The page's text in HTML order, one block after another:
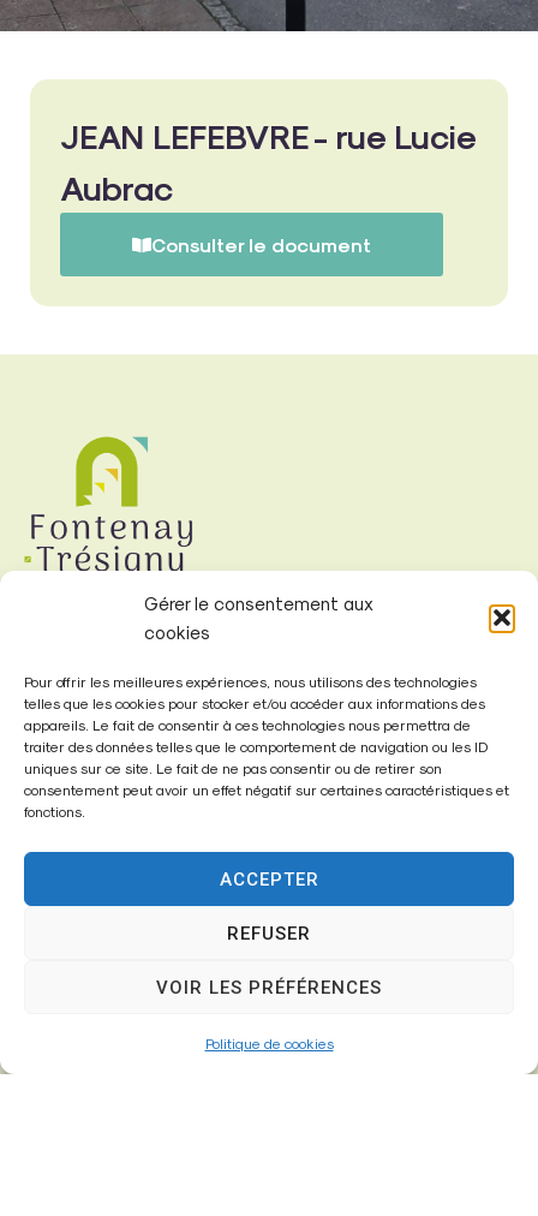
Gérer le consentement aux
cookies
Pour offrir les meilleures expériences, nous utilisons des technologies
telles que les cookies pour stocker et/ou accéder aux informations des
appareils. Le fait de consentir à ces technologies nous permettra de
traiter des données telles que le comportement de navigation ou les ID
uniques sur ce site. Le fait de ne pas consentir ou de retirer son
consentement peut avoir un effet négatif sur certaines caractéristiques et
fonctions.
ACCEPTER
REFUSER
VOIR LES PRÉFÉRENCES
Politique de cookies
JEAN LEFEBVRE - rue Lucie
Aubrac
Consulter le document
Mairie de
Fontenay-Trésigny
Mairie,
26 Av. du Général de Gaulle
01 64 25 90 67
mairie@fontenay-tresigny.fr